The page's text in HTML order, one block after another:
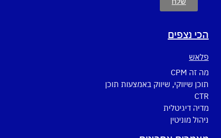
הכי נצפים
פלאש
מה זה CPM
תוכן שיווקי, שיווק באמצעות תוכן
CTR
מדיה דיגיטלית
ניהול מוניטין